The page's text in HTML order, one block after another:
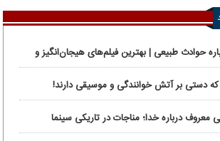
حوادث طبیعی | بهترین فیلم‌های هیجان‌انگیز و
که دستی بر آتش خوانندگی و موسیقی دارند!
معروف درباره خدا؛ مناجات در تاریکی سینما